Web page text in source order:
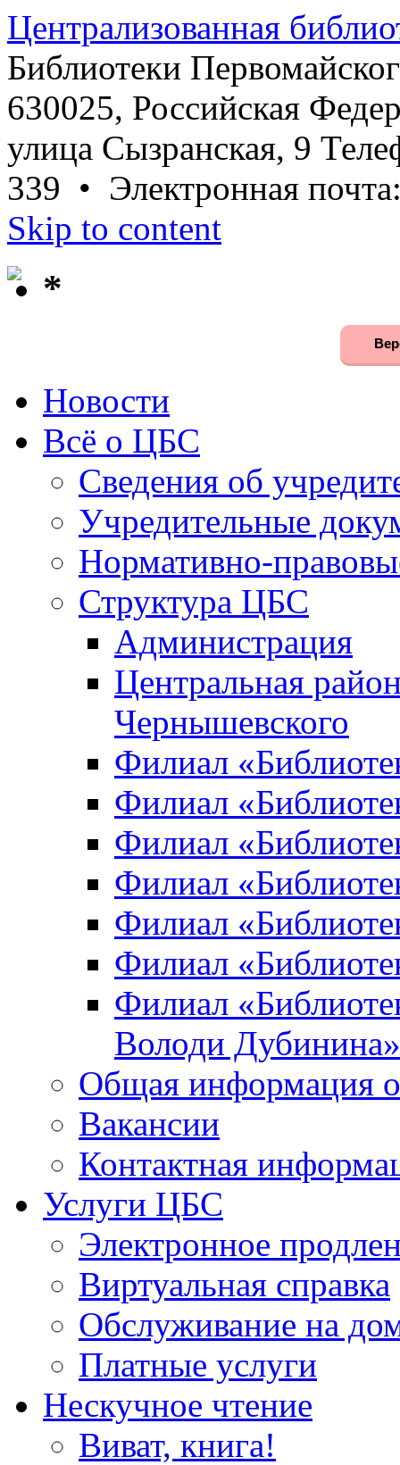
Централизованная
Библиотеки
630025, Российская
улица Сызранская, 9
339 • Электронная
Skip to content
*
Новости
Всё о ЦБС
Сведения об
Учредительные
Нормативно-
Структура ЦБС
Администрация
Центральная
Чернышевского
Филиал
Филиал
Филиал
Филиал
Филиал
Филиал
Филиал
Володи Дубинина»
Общая информация
Вакансии
Контактная
Услуги ЦБС
Электронное
Виртуальная справка
Обслуживание на
Платные услуги
Нескучное чтение
Виват, книга!